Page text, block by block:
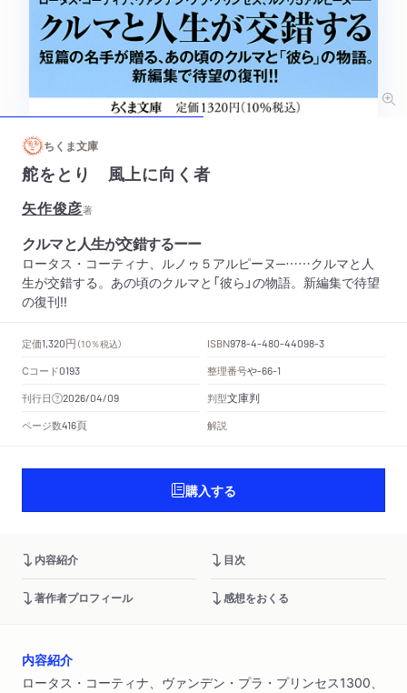
ちくま文庫
舵をとり 風上に向く者
矢作俊彦著
クルマと人生が交錯するーー
ロータス・コーティナ、ルノゥ５アルピーヌ─……クルマと人
生が交錯する。あの頃のクルマと「彼ら」の物語。新編集で待望
の復刊!!
定価1,320円 （10％税込） ISBN978-4-480-44098-3
Cコード0193 整理番号や-66-1
刊行日 2026/04/09 判型文庫判
ページ数416頁 解説
購入する
内容紹介 目次
著作者プロフィール 感想をおくる
内容紹介
ロータス・コーティナ、ヴァンデン・プラ・プリンセス1300、